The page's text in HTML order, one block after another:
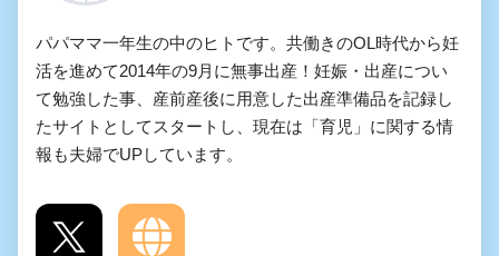
パパママ一年生の中のヒトです。共働きのOL時代から妊
活を進めて2014年の9月に無事出産！妊娠・出産につい
て勉強した事、産前産後に用意した出産準備品を記録し
たサイトとしてスタートし、現在は「育児」に関する情
報も夫婦でUPしています。